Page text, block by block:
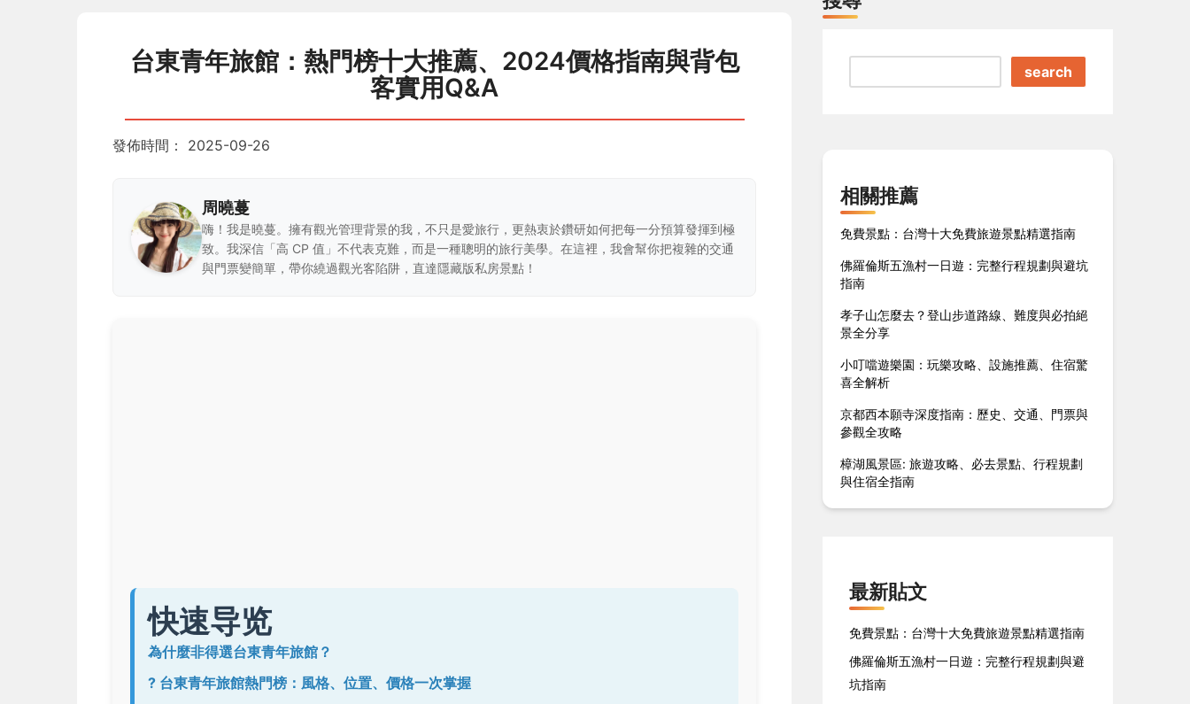
台東青年旅館：熱門榜十大推薦、2024價格指南與背包
客實用Q&A
發佈時間： 2025-09-26
周曉蔓
嗨！我是曉蔓。擁有觀光管理背景的我，不只是愛旅行，更熱衷於鑽研如何把每一分預算發揮到極
致。我深信「高 CP 值」不代表克難，而是一種聰明的旅行美學。在這裡，我會幫你把複雜的交通
與門票變簡單，帶你繞過觀光客陷阱，直達隱藏版私房景點！
快速导览
為什麼非得選台東青年旅館？
? 台東青年旅館熱門榜：風格、位置、價格一次掌握
search
相關推薦
免費景點：台灣十大免費旅遊景點精選指南
佛羅倫斯五漁村一日遊：完整行程規劃與避坑
指南
孝子山怎麼去？登山步道路線、難度與必拍絕
景全分享
小叮噹遊樂園：玩樂攻略、設施推薦、住宿驚
喜全解析
京都西本願寺深度指南：歷史、交通、門票與
參觀全攻略
樟湖風景區: 旅遊攻略、必去景點、行程規劃
與住宿全指南
最新貼文
免費景點：台灣十大免費旅遊景點精選指南
佛羅倫斯五漁村一日遊：完整行程規劃與避
坑指南